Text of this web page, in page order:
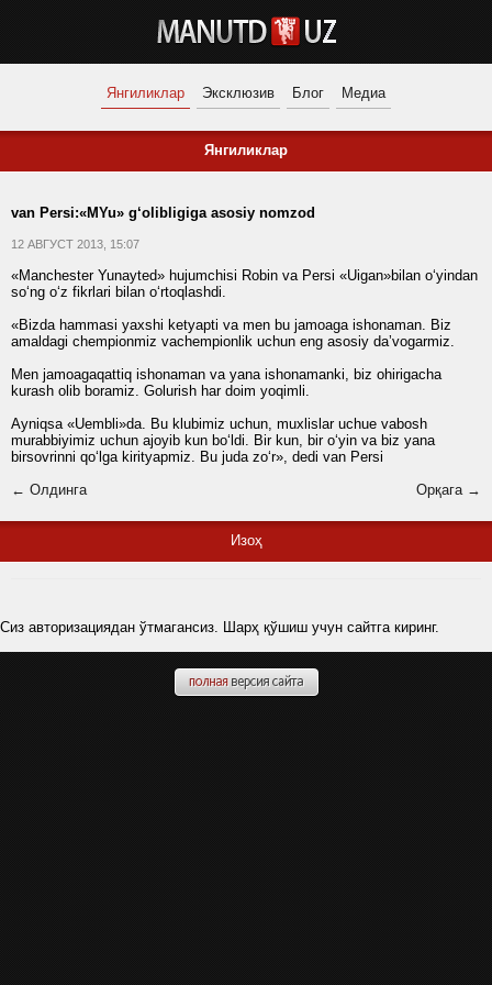
Янгиликлар Эксклюзив Блог Медиа
Янгиликлар
van Persi:«MYu» g‘olibligiga asosiy nomzod
12 АВГУСТ 2013, 15:07
«Manchester Yunayted» hujumchisi Robin va Persi «Uigan»bilan o‘yindan
so‘ng o‘z fikrlari bilan o‘rtoqlashdi.
«Bizda hammasi yaxshi ketyapti va men bu jamoaga ishonaman. Biz
amaldagi chempionmiz vachempionlik uchun eng asosiy daʼvogarmiz.
Men jamoagaqattiq ishonaman va yana ishonamanki, biz ohirigacha
kurash olib boramiz. Golurish har doim yoqimli.
Ayniqsa «Uembli»da. Bu klubimiz uchun, muxlislar uchue vabosh
murabbiyimiz uchun ajoyib kun bo‘ldi. Bir kun, bir o‘yin va biz yana
birsovrinni qo‘lga kirityapmiz. Bu juda zo‘r», dedi van Persi
← Олдинга
Орқага →
Изоҳ
Сиз авторизациядан ўтмагансиз. Шарҳ қўшиш учун сайтга киринг.